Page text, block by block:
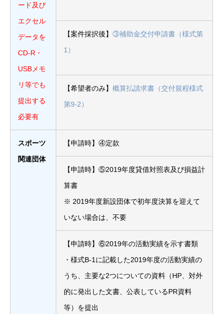
ード及び
エクセル
データを
CD-R・
USBメモ
リ等でも
提出する
必要有
【案件採択後】 ③補助金交付申請書（様式第
1）
【希望者のみ】 概算払請求書（交付規程様式
第9-2）
スポーツ
関連団体
【申請時】④定款
【申請時】⑤2019年度貸借対照表及び損益計
算書
※ 2019年度新設団体で初年度決算を迎えて
いない場合は、不要
【申請時】⑥2019年の活動実績を示す書類
・様式B-1に記載した2019年度の活動実績の
うち、主要な2つについての資料（HP、対外
的に発出した文書、公表しているPR資料
等）を提出